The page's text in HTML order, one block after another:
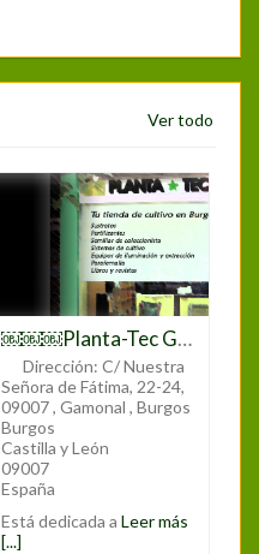
Ver todo
￼￼￼Planta-Tec Grow Shop
Dirección: C/ Nuestra
Señora de Fátima, 22-24,
09007 , Gamonal , Burgos
Burgos
Castilla y León
09007
España
Está dedicada aLeer más
[...]